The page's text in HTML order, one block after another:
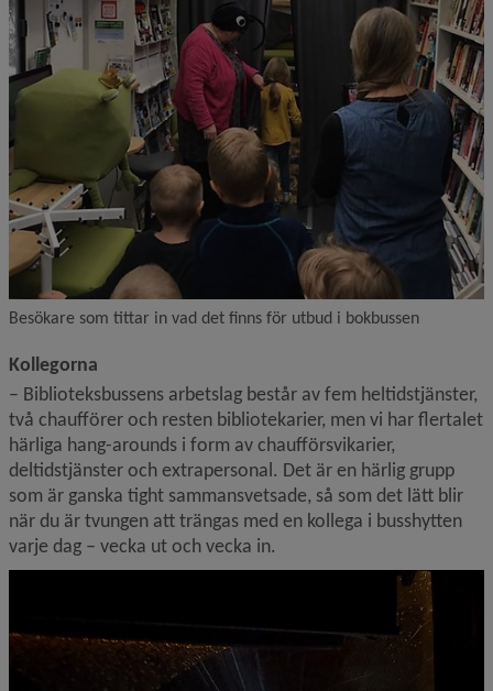
Besökare som tittar in vad det finns för utbud i bokbussen
Kollegorna
– Biblioteksbussens arbetslag består av fem heltidstjänster,
två chaufförer och resten bibliotekarier, men vi har flertalet
härliga hang-arounds i form av chaufförsvikarier,
deltidstjänster och extrapersonal. Det är en härlig grupp
som är ganska tight sammansvetsade, så som det lätt blir
när du är tvungen att trängas med en kollega i busshytten
varje dag – vecka ut och vecka in.